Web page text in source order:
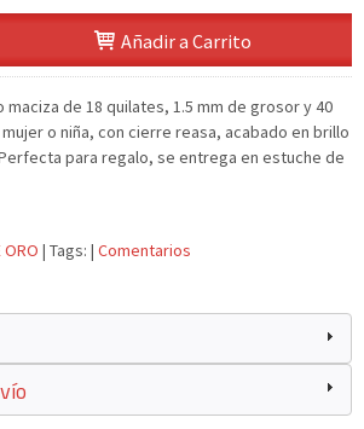
Añadir a Carrito
maciza de 18 quilates, 1.5 mm de grosor y 40
o niña, con cierre reasa, acabado en brillo
para regalo, se entrega en estuche de
ORO | Tags: | Comentarios